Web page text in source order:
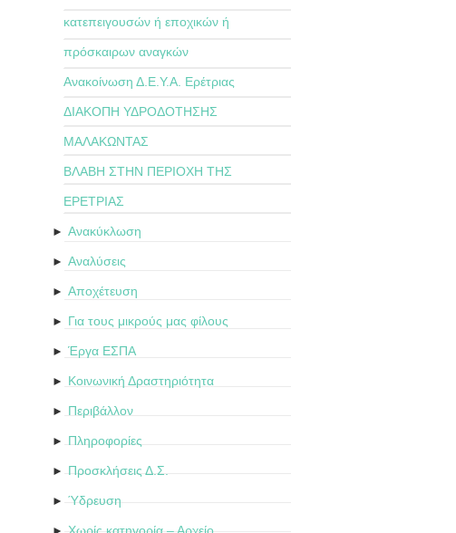
κατεπειγουσών ή εποχικών ή
πρόσκαιρων αναγκών
Ανακοίνωση Δ.Ε.Υ.Α. Ερέτριας
ΔΙΑΚΟΠΗ ΥΔΡΟΔΟΤΗΣΗΣ
ΜΑΛΑΚΩΝΤΑΣ
ΒΛΑΒΗ ΣΤΗΝ ΠΕΡΙΟΧΗ ΤΗΣ
ΕΡΕΤΡΙΑΣ
► Ανακύκλωση
► Αναλύσεις
► Αποχέτευση
► Για τους μικρούς μας φίλους
► Έργα ΕΣΠΑ
► Κοινωνική Δραστηριότητα
► Περιβάλλον
► Πληροφορίες
► Προσκλήσεις Δ.Σ.
► Ύδρευση
Χωρίς κατηγορία – Αρχείο